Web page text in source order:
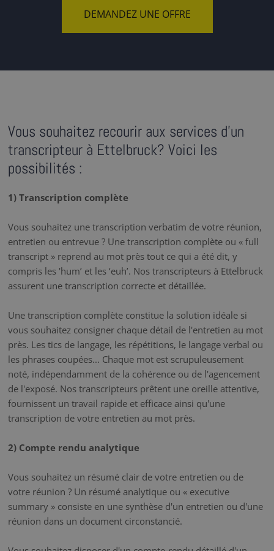
DEMANDEZ UNE OFFRE
Vous souhaitez recourir aux services d'un
transcripteur à Ettelbruck? Voici les
possibilités :
1) Transcription complète
Vous souhaitez une transcription verbatim de votre réunion,
entretien ou entrevue ? Une transcription complète ou « full
transcript » reprend au mot près tout ce qui a été dit, y
compris les 'hum’ et les ‘euh’. Nos transcripteurs à Ettelbruck
assurent une transcription correcte et détaillée.
Une transcription complète constitue la solution idéale si
vous souhaitez consigner chaque détail de l'entretien au mot
près. Les tics de langage, les répétitions, le langage verbal ou
les phrases coupées... Chaque mot est scrupuleusement
noté, indépendamment de la cohérence ou de l'agencement
de l'exposé. Nos transcripteurs prêtent une oreille attentive,
fournissent un travail rapide et efficace ainsi qu'une
transcription de votre entretien au mot près.
2) Compte rendu analytique
Vous souhaitez un résumé clair de votre entretien ou de
votre réunion ? Un résumé analytique ou « executive
summary » consiste en une synthèse d'un entretien ou d'une
réunion dans un document circonstancié.